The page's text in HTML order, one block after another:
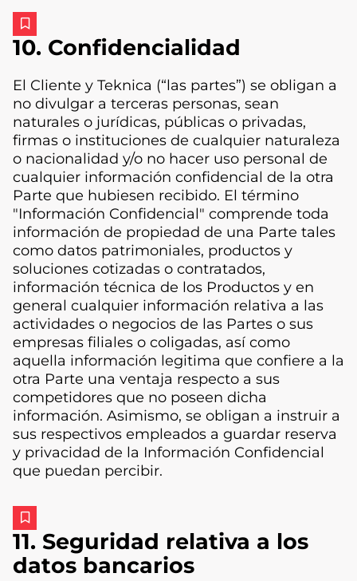
10. Confidencialidad
El Cliente y Teknica (“las partes”) se obligan a
no divulgar a terceras personas, sean
naturales o jurídicas, públicas o privadas,
firmas o instituciones de cualquier naturaleza
o nacionalidad y/o no hacer uso personal de
cualquier información confidencial de la otra
Parte que hubiesen recibido. El término
"Información Confidencial" comprende toda
información de propiedad de una Parte tales
como datos patrimoniales, productos y
soluciones cotizadas o contratados,
información técnica de los Productos y en
general cualquier información relativa a las
actividades o negocios de las Partes o sus
empresas filiales o coligadas, así como
aquella información legitima que confiere a la
otra Parte una ventaja respecto a sus
competidores que no poseen dicha
información. Asimismo, se obligan a instruir a
sus respectivos empleados a guardar reserva
y privacidad de la Información Confidencial
que puedan percibir.
11. Seguridad relativa a los
datos bancarios